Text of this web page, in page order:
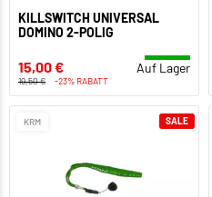
KILLSWITCH UNIVERSAL
DOMINO 2-POLIG
15,00 € Auf Lager
19,50 € -23% RABATT
KRM SALE